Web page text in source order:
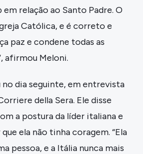
relação ao Santo Padre. O
Católica, e é correto e
paz e condene todas as
afirmou Meloni.
dia seguinte, em entrevista
della Sera. Ele disse
a postura da líder italiana e
ela não tinha coragem. “Ela
pessoa, e a Itália nunca mais